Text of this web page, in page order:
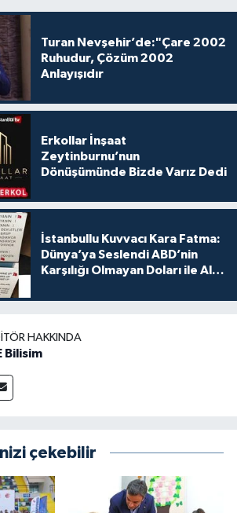
Turan Nevşehir’de:"Çare 2002
Ruhudur, Çözüm 2002
Anlayışıdır
Erkollar İnşaat
Zeytinburnu’nun
Dönüşümünde Bizde Varız Dedi
İstanbullu Kuvvacı Kara Fatma:
Dünya’ya Seslendi ABD’nin
Karşılığı Olmayan Doları ile Alış
HAKKINDA
Bilisim
çekebilir